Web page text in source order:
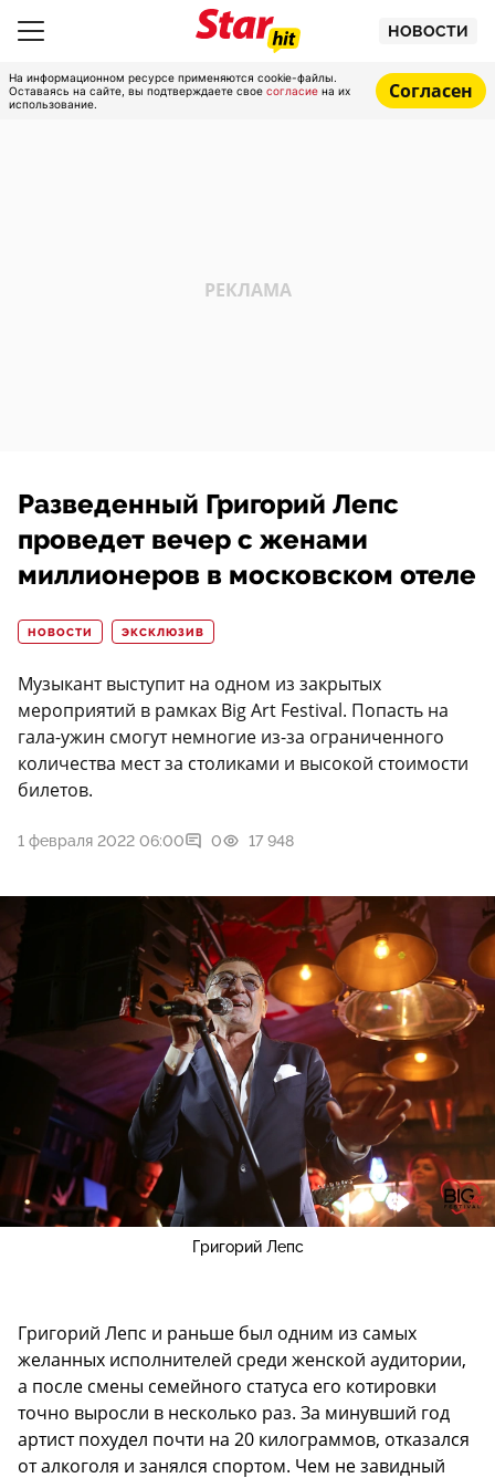
НОВОСТИ
На информационном ресурсе применяются cookie-файлы.
Оставаясь на сайте, вы подтверждаете свое согласие на их
использование.
Согласен
Разведенный Григорий Лепс
проведет вечер с женами
миллионеров в московском отеле
НОВОСТИ ЭКСКЛЮЗИВ
Музыкант выступит на одном из закрытых
мероприятий в рамках Big Art Festival. Попасть на
гала-ужин смогут немногие из-за ограниченного
количества мест за столиками и высокой стоимости
билетов.
1 февраля 2022 06:00 0 17 948
Григорий Лепс
Григорий Лепс и раньше был одним из самых
желанных исполнителей среди женской аудитории,
а после смены семейного статуса его котировки
точно выросли в несколько раз. За минувший год
артист похудел почти на 20 килограммов, отказался
от алкоголя и занялся спортом. Чем не завидный